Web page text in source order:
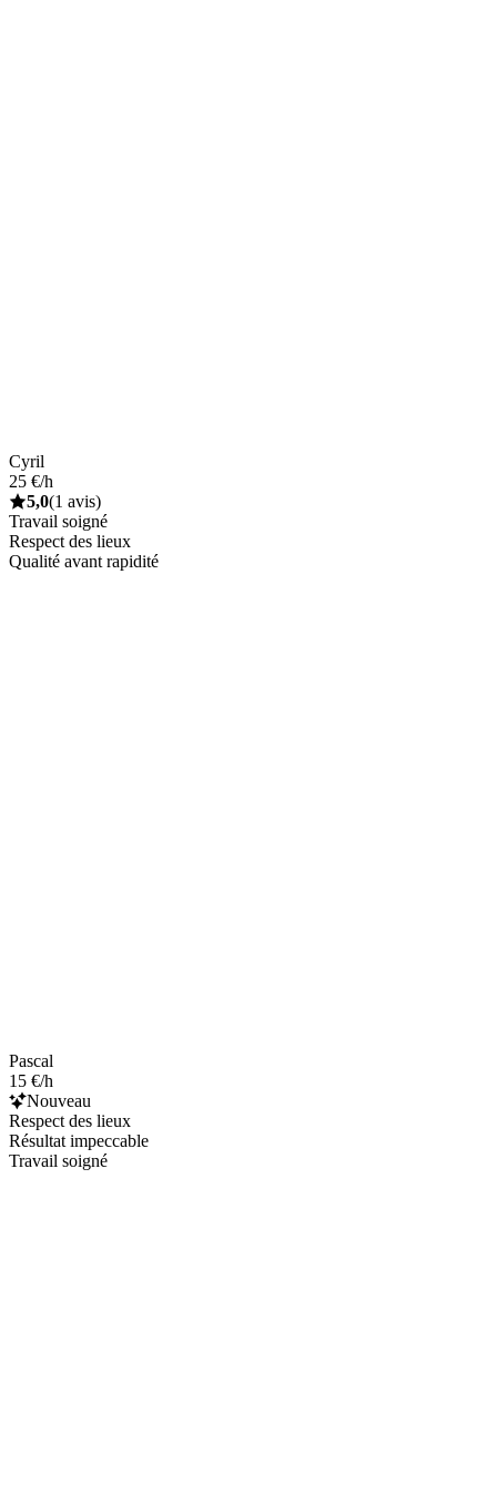
Cyril
25 €/h
5,0(1 avis)
Travail soigné
Respect des lieux
Qualité avant rapidité
Pascal
15 €/h
Nouveau
Respect des lieux
Résultat impeccable
Travail soigné